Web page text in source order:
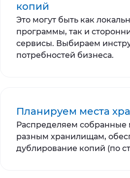
копий
Это могут быть как
программы, так и
сервисы. Выбираем
потребностей бизнеса.
Планируем места
Распределяем собранные
разным хранилищам,
дублирование копий (по